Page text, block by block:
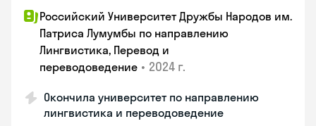
Российский Университет Дружбы Народов им.
Патриса Лумумбы по направлению
Лингвистика, Перевод и
переводоведение • 2024 г.
Окончила университет по направлению
лингвистика и переводоведение